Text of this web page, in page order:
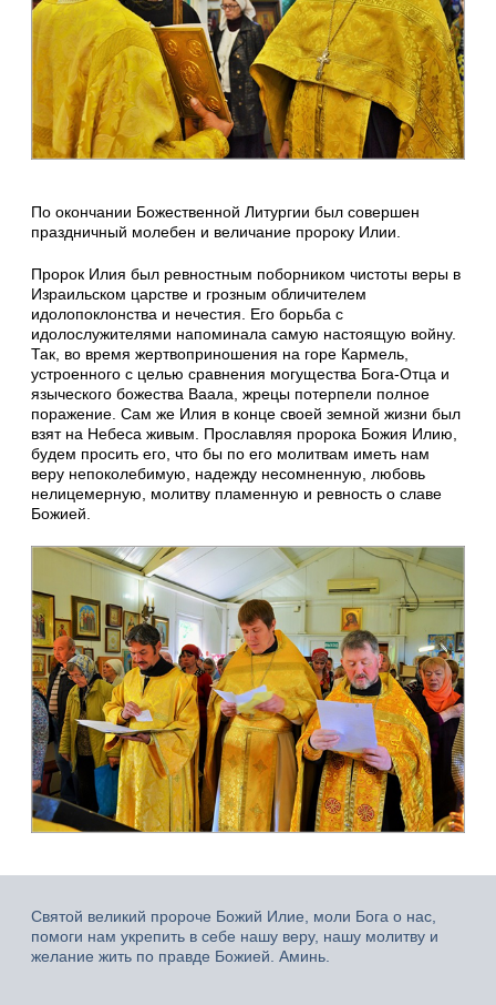
По окончании Божественной Литургии был совершен
праздничный молебен и величание пророку Илии.
Пророк Илия был ревностным поборником чистоты веры в
Израильском царстве и грозным обличителем
идолопоклонства и нечестия. Его борьба с
идолослужителями напоминала самую настоящую войну.
Так, во время жертвоприношения на горе Кармель,
устроенного с целью сравнения могущества Бога-Отца и
языческого божества Ваала, жрецы потерпели полное
поражение. Сам же Илия в конце своей земной жизни был
взят на Небеса живым. Прославляя пророка Божия Илию,
будем просить его, что бы по его молитвам иметь нам
веру непоколебимую, надежду несомненную, любовь
нелицемерную, молитву пламенную и ревность о славе
Божией.
Святой великий пророче Божий Илие, моли Бога о нас,
помоги нам укрепить в себе нашу веру, нашу молитву и
желание жить по правде Божией. Аминь.